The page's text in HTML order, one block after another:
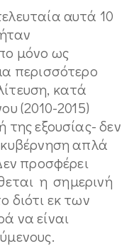
αυτά 10
μόνο ως
περισσότερο
κατά
(2010-2015)
εξουσίας- δεν
απλά
προσφέρει
η σημερινή
διότι εκ των
να είναι